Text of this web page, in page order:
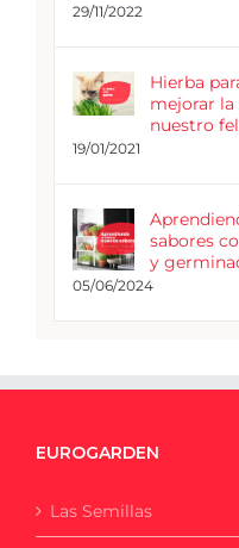
29/11/2022
Hierba
mejorar la
nuestro
19/01/2021
sabores
y
05/06/2024
EUROGARDEN
Las Semillas